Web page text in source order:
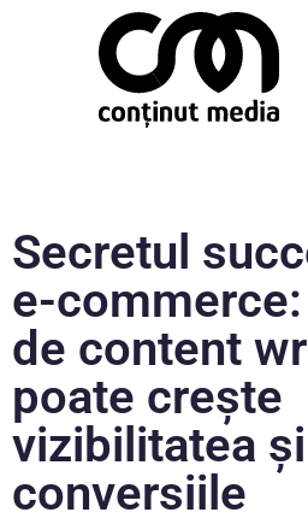
Secretul
e-
de content
poate crește
vizibilitatea și
conversiile